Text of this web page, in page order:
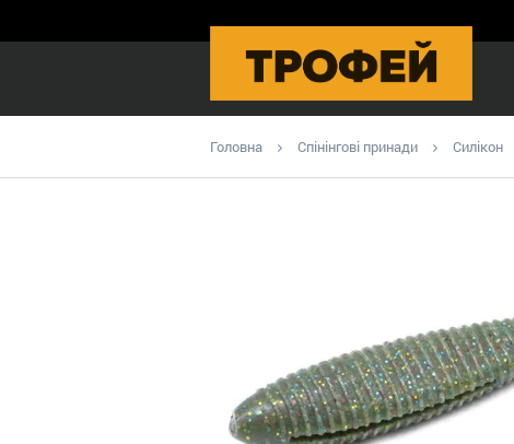
Головна Спінінгові принади Силікон